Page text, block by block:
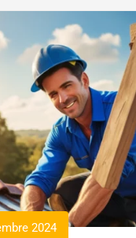
2024